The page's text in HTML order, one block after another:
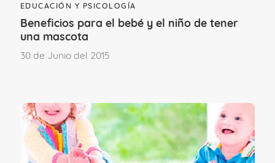
EDUCACIÓN Y PSICOLOGÍA
Beneficios para el bebé y el niño de tener
una mascota
30 de Junio del 2015